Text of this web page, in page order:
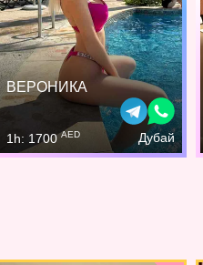
ВЕРОНИКА
1h: 1700AED Дубай